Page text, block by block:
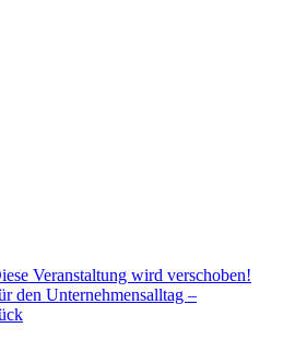
Veranstaltung wird verschoben!
den Unternehmensalltag –